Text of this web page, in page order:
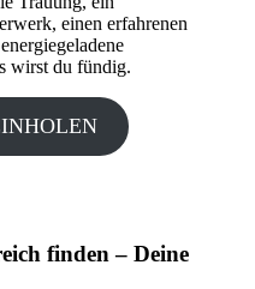
einen erfahrenen
wirst du fündig.
finden – Deine